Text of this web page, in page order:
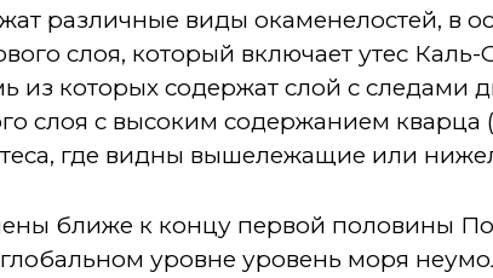
различные виды окаменелостей, в
слоя, который включает утес
из которых содержат слой с следами
слоя с высоким содержанием кварца
утеса, где видны вышележащие или
ближе к концу первой половины
уровне уровень моря